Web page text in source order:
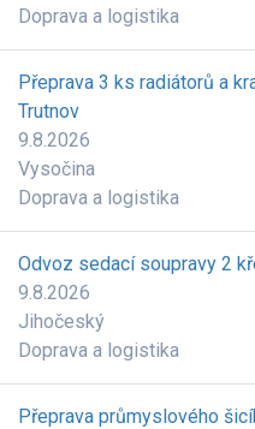
Doprava a logistika
Přeprava 3 ks radiátorů a
Trutnov
9.8.2026
Vysočina
Doprava a logistika
Odvoz sedací soupravy 2
9.8.2026
Jihočeský
Doprava a logistika
Přeprava průmyslového